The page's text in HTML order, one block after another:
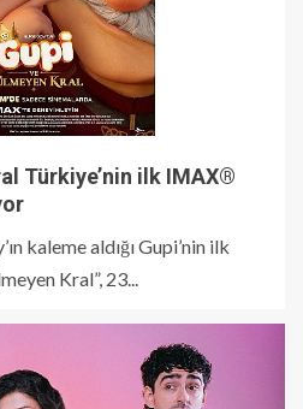
Türkiye’nin ilk IMAX®
kaleme aldığı Gupi’nin ilk
Kral”, 23...